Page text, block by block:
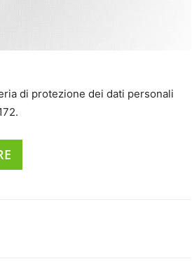
di protezione dei dati personali